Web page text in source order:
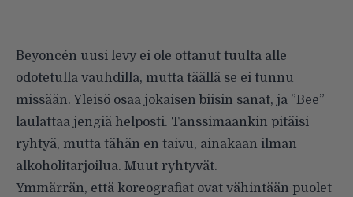
Beyoncén uusi levy ei ole ottanut tuulta alle
odotetulla vauhdilla, mutta täällä se ei tunnu
missään. Yleisö osaa jokaisen biisin sanat, ja ”Bee”
laulattaa jengiä helposti. Tanssimaankin pitäisi
ryhtyä, mutta tähän en taivu, ainakaan ilman
alkoholitarjoilua. Muut ryhtyvät.
Ymmärrän, että koreografiat ovat vähintään puolet